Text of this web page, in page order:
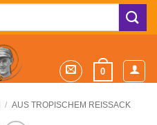
0
/ AUS TROPISCHEM REISSACK